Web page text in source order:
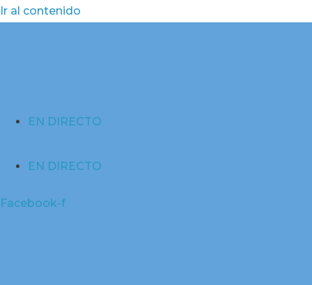
Ir al contenido
EN DIRECTO
EN DIRECTO
Facebook-f